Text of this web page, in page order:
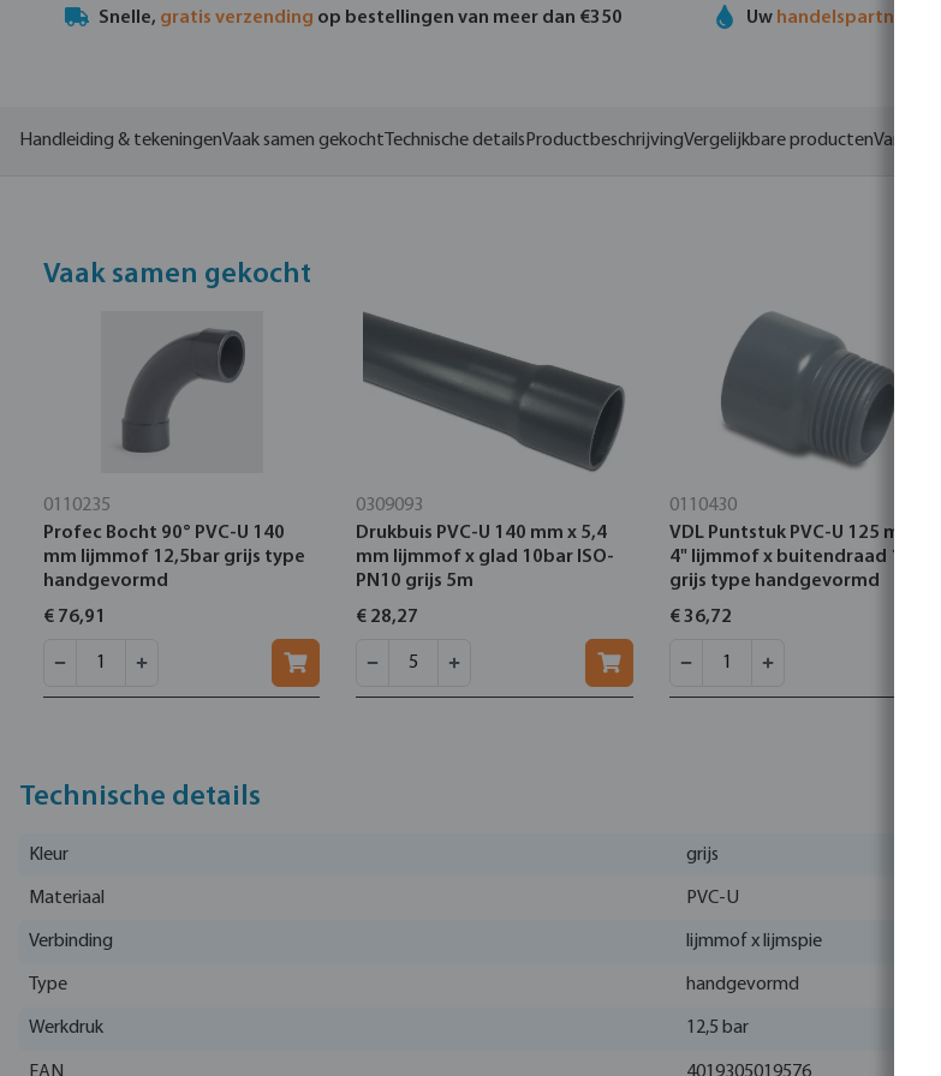
Snelle, gratis verzending op bestellingen van meer dan €350 Uw handelspartner
Handleiding & tekeningenVaak samen gekocht Technische details ProductbeschrijvingVergelijkbare productenVarianten
Vaak samen gekocht
0110235
Profec Bocht 90° PVC-U 140
mm lijmmof 12,5bar grijs type
handgevormd
€ 76,91
0309093
Drukbuis PVC-U 140 mm x 5,4
mm lijmmof x glad 10bar ISO-
PN10 grijs 5m
€ 28,27
0110430
VDL Puntstuk PVC-U 125 mm x
4" lijmmof x buitendraad 10bar
grijs type handgevormd
€ 36,72
Technische details
Kleur grijs
Materiaal PVC-U
Verbinding lijmmof x lijmspie
Type handgevormd
Werkdruk 12,5 bar
EAN 4019305019576